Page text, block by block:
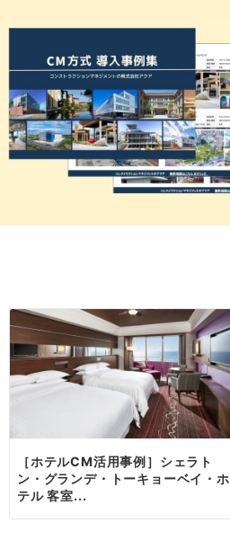
［ホテルCM活用事例］シェラト
ン・グランデ・トーキョーベイ・ホ
テル 客室...